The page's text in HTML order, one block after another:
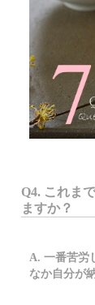
Q4. これま
ますか？
A. 一番苦労
なか自分が